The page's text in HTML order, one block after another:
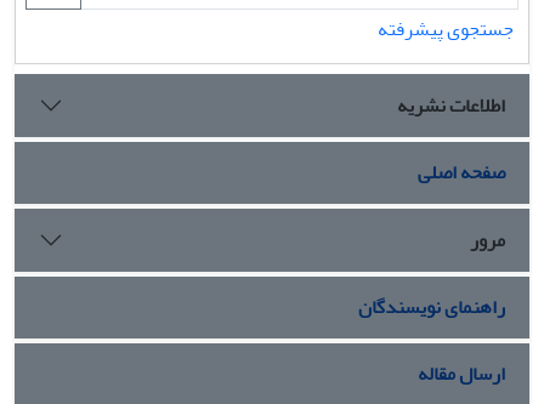
جستجوی پیشرفته
اطلاعات نشریه
صفحه اصلی
مرور
راهنمای نویسندگان
ارسال مقاله